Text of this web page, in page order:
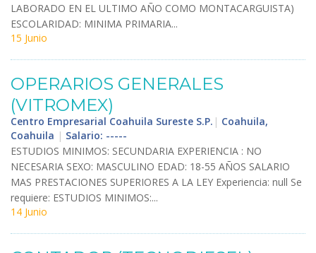
LABORADO EN EL ULTIMO AÑO COMO MONTACARGUISTA)
ESCOLARIDAD: MINIMA PRIMARIA...
15 Junio
OPERARIOS GENERALES
(VITROMEX)
Centro Empresarial Coahuila Sureste S.P. | Coahuila,
Coahuila | Salario: -----
ESTUDIOS MINIMOS: SECUNDARIA EXPERIENCIA : NO
NECESARIA SEXO: MASCULINO EDAD: 18-55 AÑOS SALARIO
MAS PRESTACIONES SUPERIORES A LA LEY Experiencia: null Se
requiere: ESTUDIOS MINIMOS:...
14 Junio